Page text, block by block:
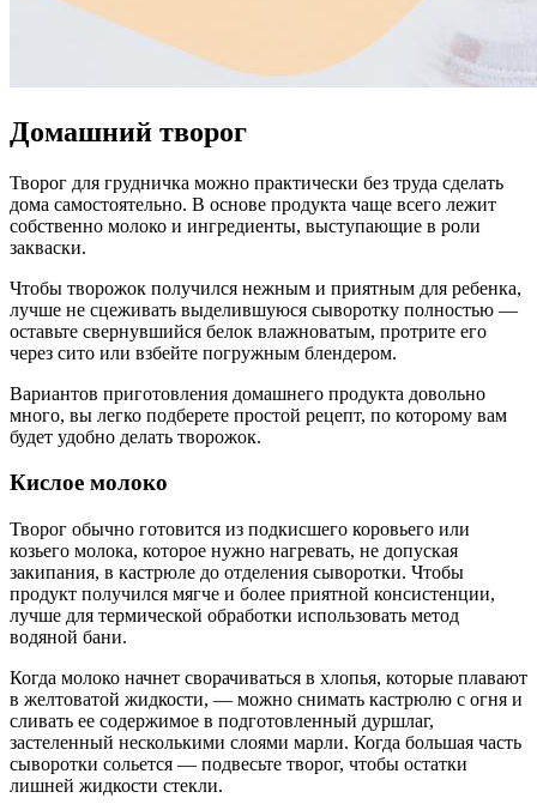
Домашний творог
Творог для грудничка можно практически без труда сделать
дома самостоятельно. В основе продукта чаще всего лежит
собственно молоко и ингредиенты, выступающие в роли
закваски.
Чтобы творожок получился нежным и приятным для ребенка,
лучше не сцеживать выделившуюся сыворотку полностью —
оставьте свернувшийся белок влажноватым, протрите его
через сито или взбейте погружным блендером.
Вариантов приготовления домашнего продукта довольно
много, вы легко подберете простой рецепт, по которому вам
будет удобно делать творожок.
Кислое молоко
Творог обычно готовится из подкисшего коровьего или
козьего молока, которое нужно нагревать, не допуская
закипания, в кастрюле до отделения сыворотки. Чтобы
продукт получился мягче и более приятной консистенции,
лучше для термической обработки использовать метод
водяной бани.
Когда молоко начнет сворачиваться в хлопья, которые плавают
в желтоватой жидкости, — можно снимать кастрюлю с огня и
сливать ее содержимое в подготовленный дуршлаг,
застеленный несколькими слоями марли. Когда большая часть
сыворотки сольется — подвесьте творог, чтобы остатки
лишней жидкости стекли.